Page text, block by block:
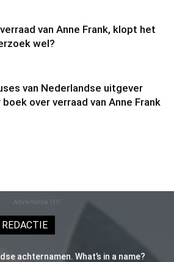
van Anne Frank, klopt het
wel?
van Nederlandse uitgever
boek over verraad van Anne Frank
Advertentie (11)
achternamen. What’s in a name?